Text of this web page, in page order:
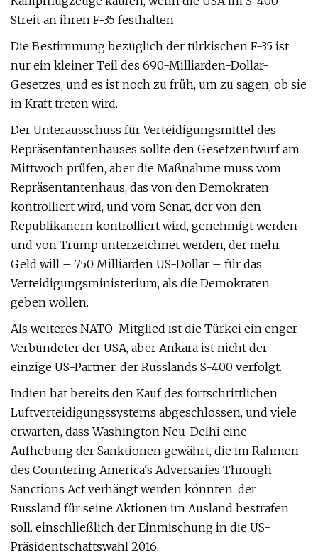
Streit an ihren F-35 festhalten
Die Bestimmung bezüglich der türkischen F-35 ist
nur ein kleiner Teil des 690-Milliarden-Dollar-
Gesetzes, und es ist noch zu früh, um zu sagen, ob sie
in Kraft treten wird.
Der Unterausschuss für Verteidigungsmittel des
Repräsentantenhauses sollte den Gesetzentwurf am
Mittwoch prüfen, aber die Maßnahme muss vom
Repräsentantenhaus, das von den Demokraten
kontrolliert wird, und vom Senat, der von den
Republikanern kontrolliert wird, genehmigt werden
und von Trump unterzeichnet werden, der mehr
Geld will – 750 Milliarden US-Dollar – für das
Verteidigungsministerium, als die Demokraten
geben wollen.
Als weiteres NATO-Mitglied ist die Türkei ein enger
Verbündeter der USA, aber Ankara ist nicht der
einzige US-Partner, der Russlands S-400 verfolgt.
Indien hat bereits den Kauf des fortschrittlichen
Luftverteidigungssystems abgeschlossen, und viele
erwarten, dass Washington Neu-Delhi eine
Aufhebung der Sanktionen gewährt, die im Rahmen
des Countering America's Adversaries Through
Sanctions Act verhängt werden könnten, der
Russland für seine Aktionen im Ausland bestrafen
soll. einschließlich der Einmischung in die US-
Präsidentschaftswahl 2016.